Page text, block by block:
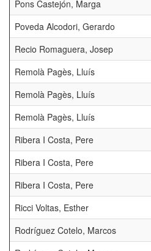
Pons Castejón, Marga
Poveda Alcodori, Gerardo
Recio Romaguera, Josep
Remolà Pagès, Lluís
Remolà Pagès, Lluís
Remolà Pagès, Lluís
Ribera I Costa, Pere
Ribera I Costa, Pere
Ribera I Costa, Pere
Ricci Voltas, Esther
Rodríguez Cotelo, Marcos